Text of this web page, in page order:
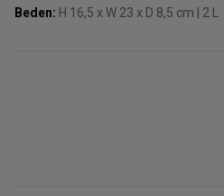
Beden: H 16,5 x W 23 x D 8,5 cm | 2 L